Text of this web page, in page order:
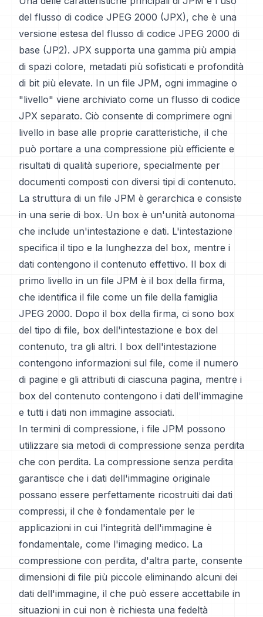
del flusso di codice JPEG 2000 (JPX), che è una
versione estesa del flusso di codice JPEG 2000 di
base (JP2). JPX supporta una gamma più ampia
di spazi colore, metadati più sofisticati e profondità
di bit più elevate. In un file JPM, ogni immagine o
"livello" viene archiviato come un flusso di codice
JPX separato. Ciò consente di comprimere ogni
livello in base alle proprie caratteristiche, il che
può portare a una compressione più efficiente e
risultati di qualità superiore, specialmente per
documenti composti con diversi tipi di contenuto.
La struttura di un file JPM è gerarchica e consiste
in una serie di box. Un box è un'unità autonoma
che include un'intestazione e dati. L'intestazione
specifica il tipo e la lunghezza del box, mentre i
dati contengono il contenuto effettivo. Il box di
primo livello in un file JPM è il box della firma,
che identifica il file come un file della famiglia
JPEG 2000. Dopo il box della firma, ci sono box
del tipo di file, box dell'intestazione e box del
contenuto, tra gli altri. I box dell'intestazione
contengono informazioni sul file, come il numero
di pagine e gli attributi di ciascuna pagina, mentre i
box del contenuto contengono i dati dell'immagine
e tutti i dati non immagine associati.
In termini di compressione, i file JPM possono
utilizzare sia metodi di compressione senza perdita
che con perdita. La compressione senza perdita
garantisce che i dati dell'immagine originale
possano essere perfettamente ricostruiti dai dati
compressi, il che è fondamentale per le
applicazioni in cui l'integrità dell'immagine è
fondamentale, come l'imaging medico. La
compressione con perdita, d'altra parte, consente
dimensioni di file più piccole eliminando alcuni dei
dati dell'immagine, il che può essere accettabile in
situazioni in cui non è richiesta una fedeltà